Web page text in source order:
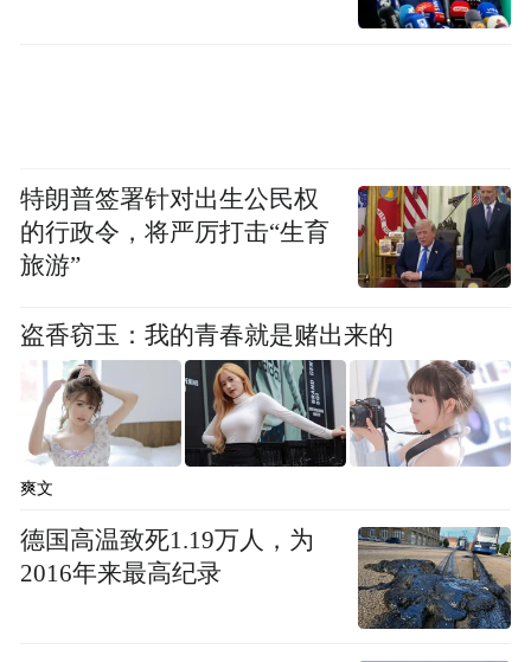
特朗普签署针对出生公民权
的行政令，将严厉打击“生育
旅游”
盗香窃玉：我的青春就是赌出来的
爽文
德国高温致死1.19万人，为
2016年来最高纪录